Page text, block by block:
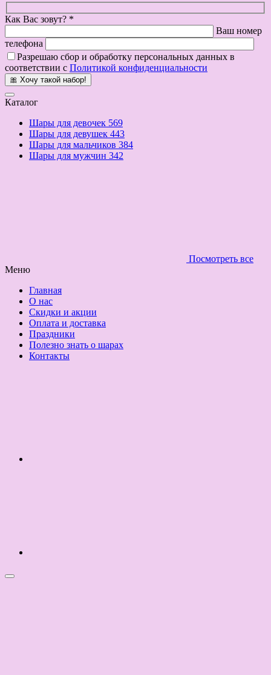
Как Вас зовут? *
Ваш номер
телефона
Разрешаю сбор и обработку персональных данных в
соответствии с Политикой конфиденциальности
🎀 Хочу такой набор!
Каталог
Шары для девочек 569
Шары для девушек 443
Шары для мальчиков 384
Шары для мужчин 342
Посмотреть все
Меню
Главная
О нас
Скидки и акции
Оплата и доставка
Праздники
Полезно знать о шарах
Контакты